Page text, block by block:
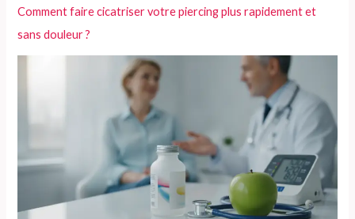
Comment faire cicatriser votre piercing plus rapidement et
sans douleur ?